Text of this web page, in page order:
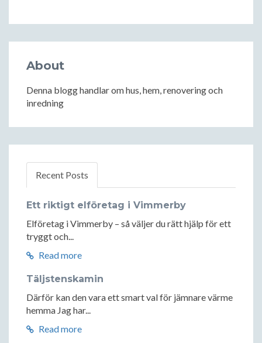
About
Denna blogg handlar om hus, hem, renovering och
inredning
Recent Posts
Ett riktigt elföretag i Vimmerby
Elföretag i Vimmerby – så väljer du rätt hjälp för ett
tryggt och...
Read more
Täljstenskamin
Därför kan den vara ett smart val för jämnare värme
hemma Jag har...
Read more